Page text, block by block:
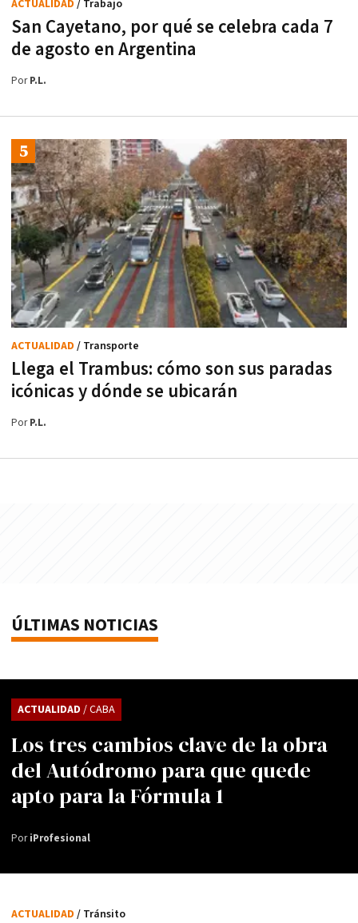
San Cayetano, por qué se celebra cada 7
de agosto en Argentina
ACTUALIDAD / Trabajo
PorP.L.
Llega el Trambus: cómo son sus paradas
icónicas y dónde se ubicarán
ACTUALIDAD / Transporte
PorP.L.
ÚLTIMAS NOTICIAS
Los tres cambios clave de la obra
del Autódromo para que quede
apto para la Fórmula 1
ACTUALIDAD / CABA
PoriProfesional
ACTUALIDAD / Tránsito